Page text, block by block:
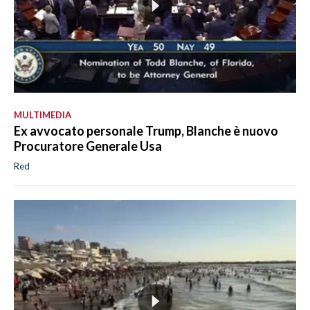
MULTIMEDIA
Ex avvocato personale Trump, Blanche è nuovo
Procuratore Generale Usa
Red